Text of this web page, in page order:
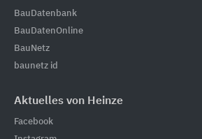
BauDatenbank
BauDatenOnline
BauNetz
baunetz id
Aktuelles von Heinze
Facebook